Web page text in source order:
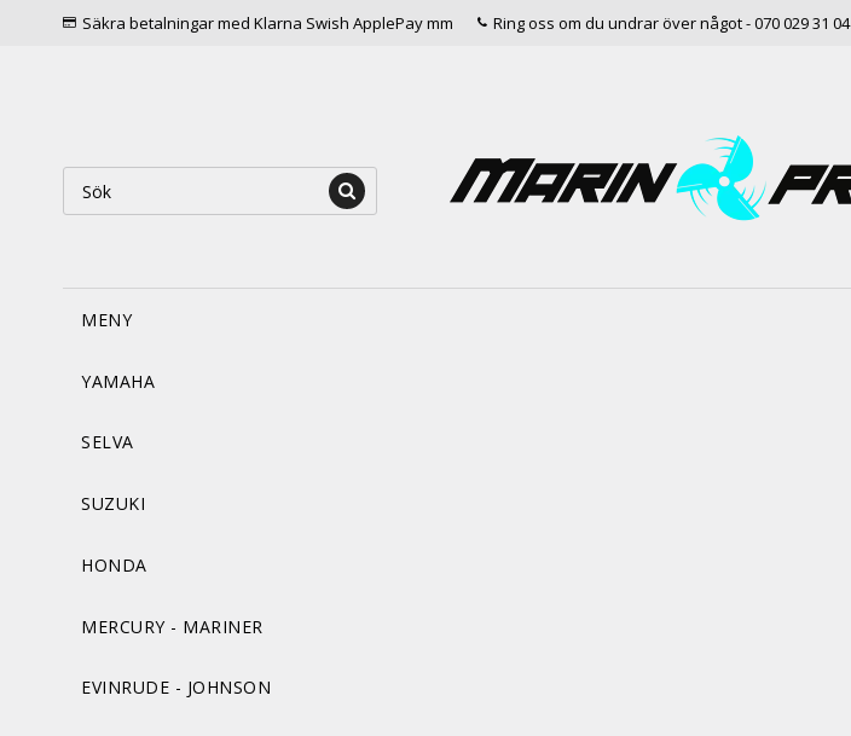
Säkra betalningar med Klarna Swish ApplePay mm Ring oss om du undrar över något - 070 029 31 04
MENY
YAMAHA
SELVA
SUZUKI
HONDA
MERCURY - MARINER
EVINRUDE - JOHNSON